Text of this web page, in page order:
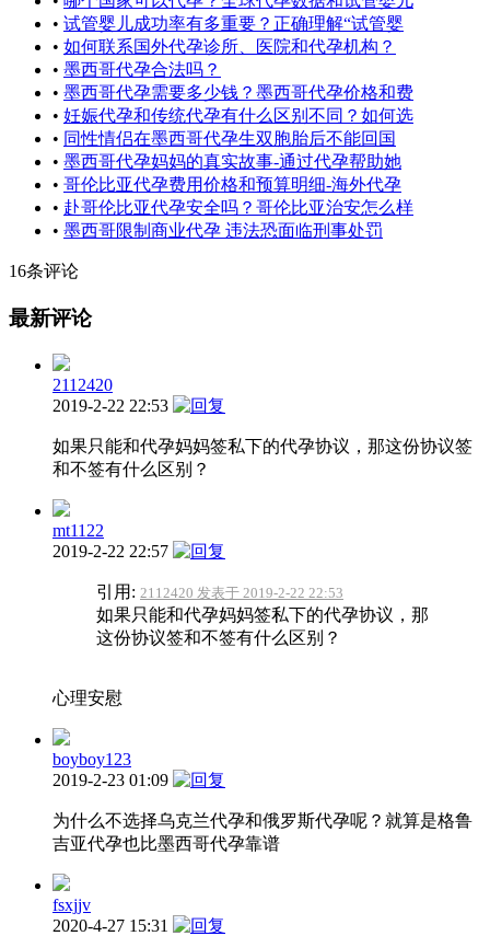
• 试管婴儿成功率有多重要？正确理解“试管婴
• 如何联系国外代孕诊所、医院和代孕机构？
• 墨西哥代孕合法吗？
• 墨西哥代孕需要多少钱？墨西哥代孕价格和费
• 妊娠代孕和传统代孕有什么区别不同？如何选
• 同性情侣在墨西哥代孕生双胞胎后不能回国
• 墨西哥代孕妈妈的真实故事-通过代孕帮助她
• 哥伦比亚代孕费用价格和预算明细-海外代孕
• 赴哥伦比亚代孕安全吗？哥伦比亚治安怎么样
• 墨西哥限制商业代孕 违法恐面临刑事处罚
16条评论
最新评论
2112420
2019-2-22 22:53
如果只能和代孕妈妈签私下的代孕协议，那这份协议签
和不签有什么区别？
mt1122
2019-2-22 22:57
引用: 2112420 发表于 2019-2-22 22:53
如果只能和代孕妈妈签私下的代孕协议，那
这份协议签和不签有什么区别？
心理安慰
boyboy123
2019-2-23 01:09
为什么不选择乌克兰代孕和俄罗斯代孕呢？就算是格鲁
吉亚代孕也比墨西哥代孕靠谱
fsxjjv
2020-4-27 15:31